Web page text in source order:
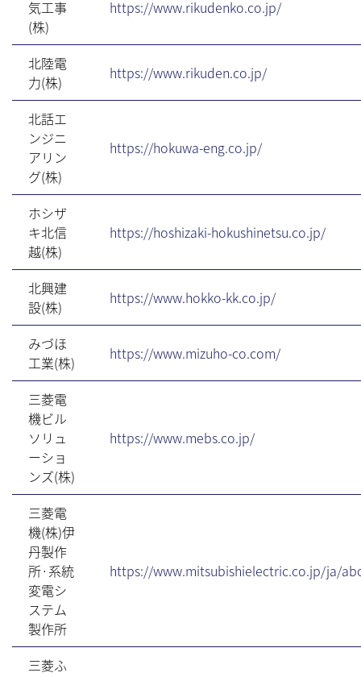
気工事
(株)
https://www.rikudenko.co.jp/
北陸電
力(株)
https://www.rikuden.co.jp/
北話エ
ンジニ
アリン
グ(株)
https://hokuwa-eng.co.jp/
ホシザ
キ北信
越(株)
https://hoshizaki-hokushinetsu.co.jp/
北興建
設(株)
https://www.hokko-kk.co.jp/
みづほ
工業(株)
https://www.mizuho-co.com/
三菱電
機ビル
ソリュ
ーショ
ンズ(株)
https://www.mebs.co.jp/
三菱電
機(株)伊
丹製作
所·系統
変電シ
ステム
製作所
https://www.mitsubishielectric.co.jp/ja/
三菱ふ